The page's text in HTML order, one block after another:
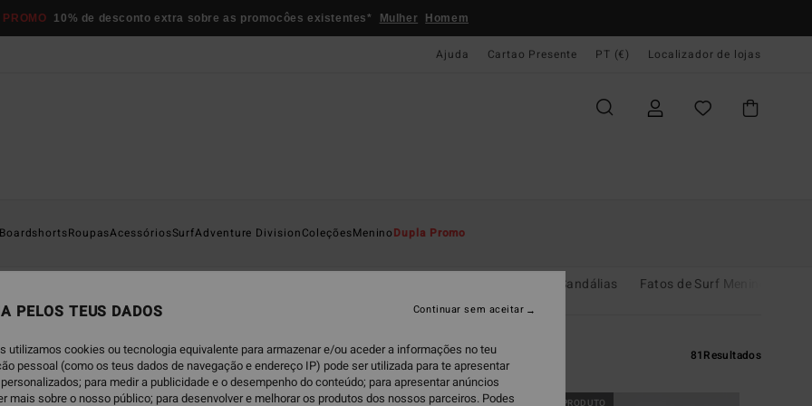
10% de desconto extra sobre as promocôes existentes* Mulher Homem
Ajuda Cartao Presente PT (€) Localizador de lojas
BoardshortsRoupasAcessóriosSurfAdventure DivisionColeçõesMeninoDupla Promo
Chinelos & Sandálias Fatos de Surf Menino
81Resultados
NOVO PRODUTO NOVO PRODUTO NOVO PRODUTO
PELOS TEUS DADOS
utilizamos cookies ou tecnologia equivalente para armazenar e/ou aceder a informações no teu
pessoal (como os teus dados de navegação e endereço IP) pode ser utilizada para te apresentar
para medir a publicidade e o desempenho do conteúdo; para apresentar anúncios
mais sobre o nosso público; para desenvolver e melhorar os produtos dos nossos parceiros. Podes
Continuar sem aceitar